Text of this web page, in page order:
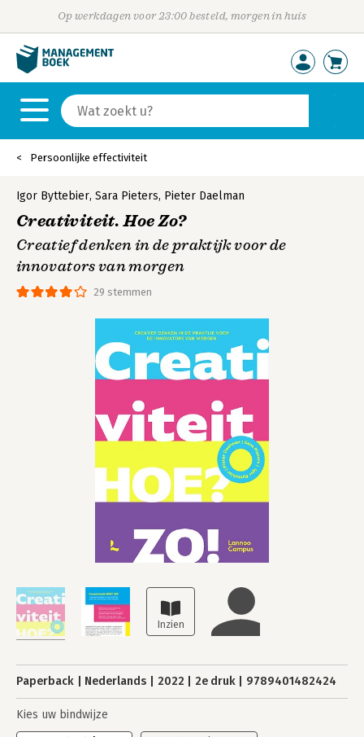
Op werkdagen voor 23:00 besteld, morgen in huis
Persoonlijke effectiviteit
29 stemmen
Igor Byttebier, Sara Pieters, Pieter Daelman
Creativiteit. Hoe Zo?
Creatief denken in de praktijk voor de
innovators van morgen
Paperback Nederlands 2022 2e druk 9789401482424
Kies uw bindwijze